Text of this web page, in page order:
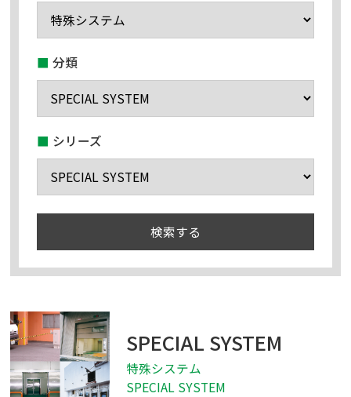
分類
シリーズ
検索する
SPECIAL SYSTEM
特殊システム
SPECIAL SYSTEM